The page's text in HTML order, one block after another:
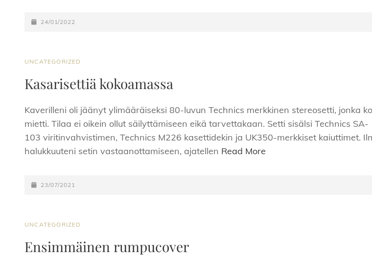
POSTED-
24/01/2022
CAT
UNCATEGORIZED
Kasarisettiä kokoamassa
Kaverilleni oli jäänyt ylimääräiseksi 80-luvun Technics merkkinen stereosetti, jonka
mietti. Tilaa ei oikein ollut säilyttämiseen eikä tarvettakaan. Setti sisälsi Technics SA-
103 viritinvahvistimen, Technics M226 kasettidekin ja UK350-merkkiset kaiuttimet.
halukkuuteni setin vastaanottamiseen, ajatellen Read More
POSTED-
23/07/2021
CAT
UNCATEGORIZED
Ensimmäinen rumpucover